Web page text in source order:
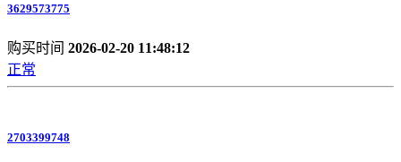
3629573775
购买时间 2026-02-20 11:48:12
正常
2703399748